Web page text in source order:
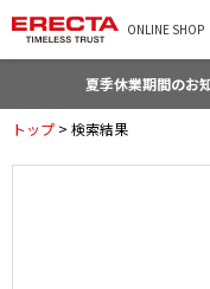
ONLINE SHOP
夏季休業期間のお
トップ > 検索結果